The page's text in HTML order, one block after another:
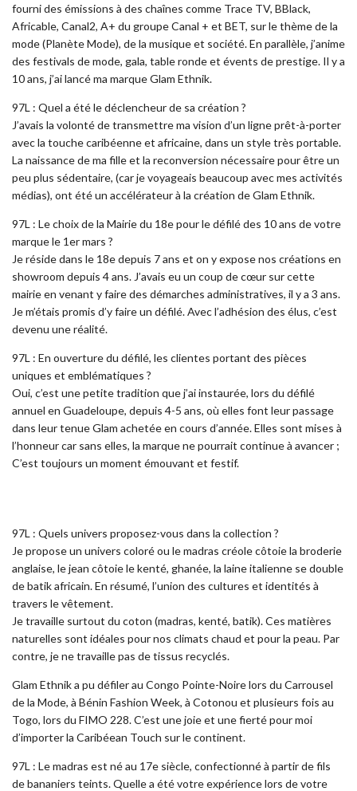
fourni des émissions à des chaînes comme Trace TV, BBlack,
Africable, Canal2, A+ du groupe Canal + et BET, sur le thème de la
mode (Planète Mode), de la musique et société. En parallèle, j’anime
des festivals de mode, gala, table ronde et évents de prestige. Il y a
10 ans, j’ai lancé ma marque Glam Ethnik.
97L : Quel a été le déclencheur de sa création ?
J’avais la volonté de transmettre ma vision d’un ligne prêt-à-porter
avec la touche caribéenne et africaine, dans un style très portable.
La naissance de ma fille et la reconversion nécessaire pour être un
peu plus sédentaire, (car je voyageais beaucoup avec mes activités
médias), ont été un accélérateur à la création de Glam Ethnik.
97L : Le choix de la Mairie du 18e pour le défilé des 10 ans de votre
marque le 1er mars ?
Je réside dans le 18e depuis 7 ans et on y expose nos créations en
showroom depuis 4 ans. J’avais eu un coup de cœur sur cette
mairie en venant y faire des démarches administratives, il y a 3 ans.
Je m’étais promis d’y faire un défilé. Avec l’adhésion des élus, c’est
devenu une réalité.
97L : En ouverture du défilé, les clientes portant des pièces
uniques et emblématiques ?
Oui, c’est une petite tradition que j’ai instaurée, lors du défilé
annuel en Guadeloupe, depuis 4-5 ans, où elles font leur passage
dans leur tenue Glam achetée en cours d’année. Elles sont mises à
l’honneur car sans elles, la marque ne pourrait continue à avancer ;
C’est toujours un moment émouvant et festif.
97L : Quels univers proposez-vous dans la collection ?
Je propose un univers coloré ou le madras créole côtoie la broderie
anglaise, le jean côtoie le kenté, ghanée, la laine italienne se double
de batik africain. En résumé, l’union des cultures et identités à
travers le vêtement.
Je travaille surtout du coton (madras, kenté, batik). Ces matières
naturelles sont idéales pour nos climats chaud et pour la peau. Par
contre, je ne travaille pas de tissus recyclés.
Glam Ethnik a pu défiler au Congo Pointe-Noire lors du Carrousel
de la Mode, à Bénin Fashion Week, à Cotonou et plusieurs fois au
Togo, lors du FIMO 228. C’est une joie et une fierté pour moi
d’importer la Caribéean Touch sur le continent.
97L : Le madras est né au 17e siècle, confectionné à partir de fils
de bananiers teints. Quelle a été votre expérience lors de votre